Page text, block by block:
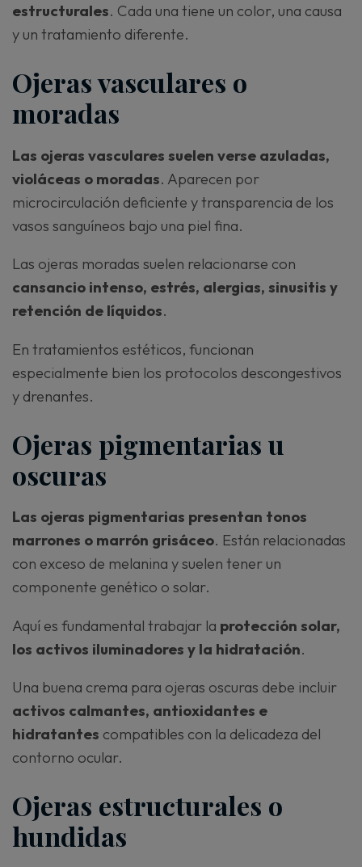
estructurales. Cada una tiene un color, una causa
y un tratamiento diferente.
Ojeras vasculares o
moradas
Las ojeras vasculares suelen verse azuladas,
violáceas o moradas. Aparecen por
microcirculación deficiente y transparencia de los
vasos sanguíneos bajo una piel fina.
Las ojeras moradas suelen relacionarse con
cansancio intenso, estrés, alergias, sinusitis y
retención de líquidos.
En tratamientos estéticos, funcionan
especialmente bien los protocolos descongestivos
y drenantes.
Ojeras pigmentarias u
oscuras
Las ojeras pigmentarias presentan tonos
marrones o marrón grisáceo. Están relacionadas
con exceso de melanina y suelen tener un
componente genético o solar.
Aquí es fundamental trabajar la protección solar,
los activos iluminadores y la hidratación.
Una buena crema para ojeras oscuras debe incluir
activos calmantes, antioxidantes e
hidratantes compatibles con la delicadeza del
contorno ocular.
Ojeras estructurales o
hundidas